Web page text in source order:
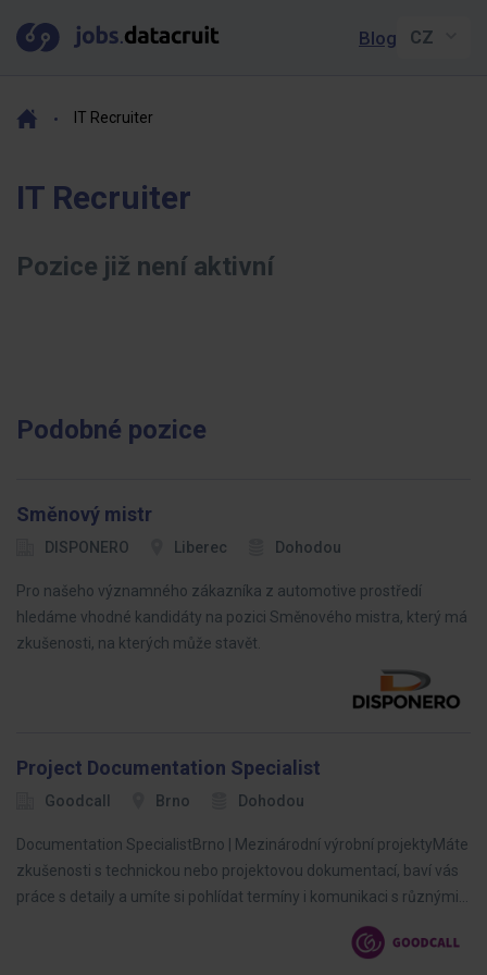
Blog
IT Recruiter
IT Recruiter
Pozice již není aktivní
Podobné pozice
Směnový mistr
DISPONERO Liberec Dohodou
Pro našeho významného zákazníka z automotive prostředí
hledáme vhodné kandidáty na pozici Směnového mistra, který má
zkušenosti, na kterých může stavět.
Project Documentation Specialist
Goodcall Brno Dohodou
Documentation SpecialistBrno | Mezinárodní výrobní projektyMáte
zkušenosti s technickou nebo projektovou dokumentací, baví vás
práce s detaily a umíte si pohlídat termíny i komunikaci s různými…